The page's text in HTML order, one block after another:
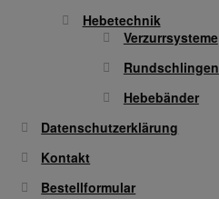
Hebetechnik
Verzurrsysteme
Rundschlingen
Hebebänder
Datenschutzerklärung
Kontakt
Bestellformular